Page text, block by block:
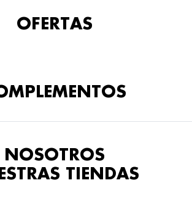
OFERTAS
NOSOTROS
TIENDAS